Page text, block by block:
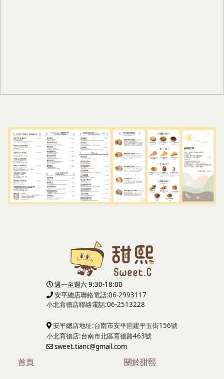
週一至週六 9:30-18:00
安平總店聯絡電話:06-2993117
小北育德店聯絡電話:06-2513228
安平總店地址:台南市安平區建平五街156號
小北育德店:台南市北區育德路463號
sweet.tianc@gmail.com
首頁
關於甜熙